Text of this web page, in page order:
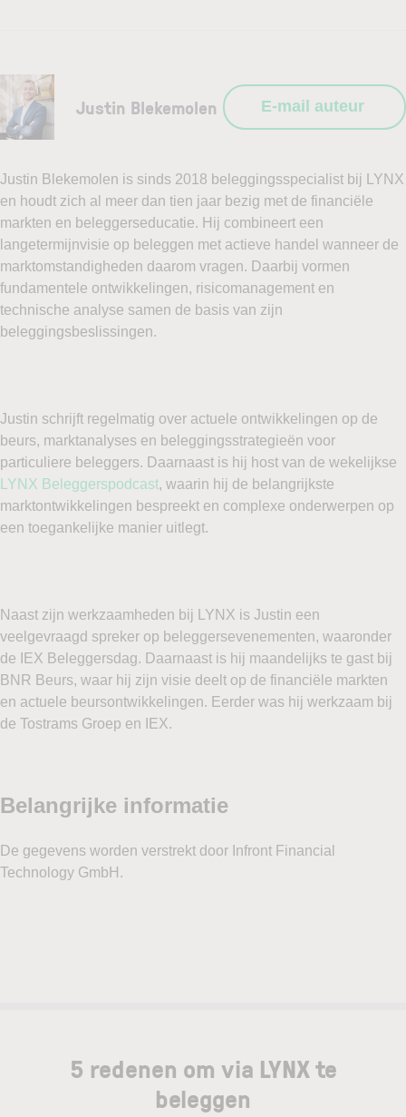
Justin Blekemolen E-mail auteur
Justin Blekemolen is sinds 2018 beleggingsspecialist bij LYNX
en houdt zich al meer dan tien jaar bezig met de financiële
markten en beleggerseducatie. Hij combineert een
langetermijnvisie op beleggen met actieve handel wanneer de
marktomstandigheden daarom vragen. Daarbij vormen
fundamentele ontwikkelingen, risicomanagement en
technische analyse samen de basis van zijn
beleggingsbeslissingen.
Justin schrijft regelmatig over actuele ontwikkelingen op de
beurs, marktanalyses en beleggingsstrategieën voor
particuliere beleggers. Daarnaast is hij host van de wekelijkse
LYNX Beleggerspodcast, waarin hij de belangrijkste
marktontwikkelingen bespreekt en complexe onderwerpen op
een toegankelijke manier uitlegt.
Naast zijn werkzaamheden bij LYNX is Justin een
veelgevraagd spreker op beleggersevenementen, waaronder
de IEX Beleggersdag. Daarnaast is hij maandelijks te gast bij
BNR Beurs, waar hij zijn visie deelt op de financiële markten
en actuele beursontwikkelingen. Eerder was hij werkzaam bij
de Tostrams Groep en IEX.
5 redenen om via LYNX te
beleggen